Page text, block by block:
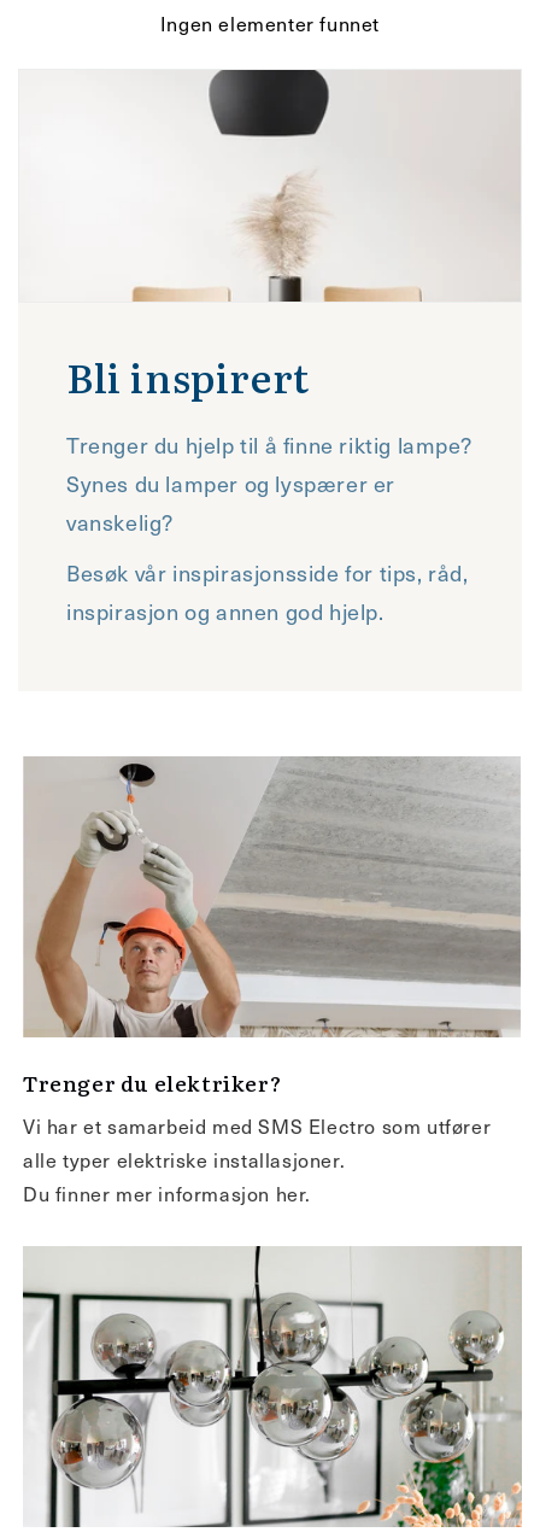
Ingen elementer funnet
Bli inspirert
Trenger du hjelp til å finne riktig lampe?
Synes du lamper og lyspærer er
vanskelig?
Besøk vår inspirasjonsside for tips, råd,
inspirasjon og annen god hjelp.
Trenger du elektriker?
Vi har et samarbeid med SMS Electro som utfører
alle typer elektriske installasjoner.
Du finner mer informasjon her.